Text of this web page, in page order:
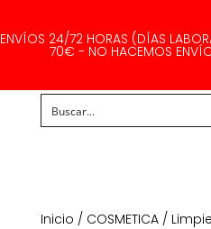
ENVÍOS 24/72 HORAS (DÍAS
70€ - NO HACEMOS
Inicio / COSMETICA/